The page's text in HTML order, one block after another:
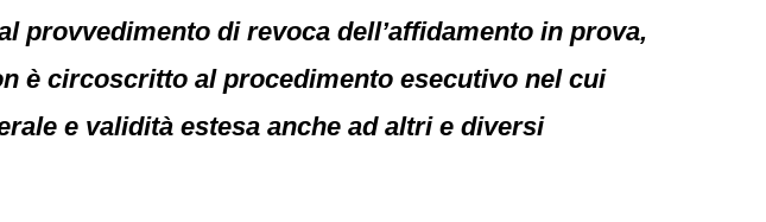
provvedimento di revoca dell’affidamento in prova,
è circoscritto al procedimento esecutivo nel cui
e validità estesa anche ad altri e diversi